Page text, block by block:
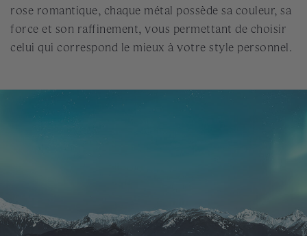
rose romantique, chaque métal possède sa couleur, sa
force et son raffinement, vous permettant de choisir
celui qui correspond le mieux à votre style personnel.